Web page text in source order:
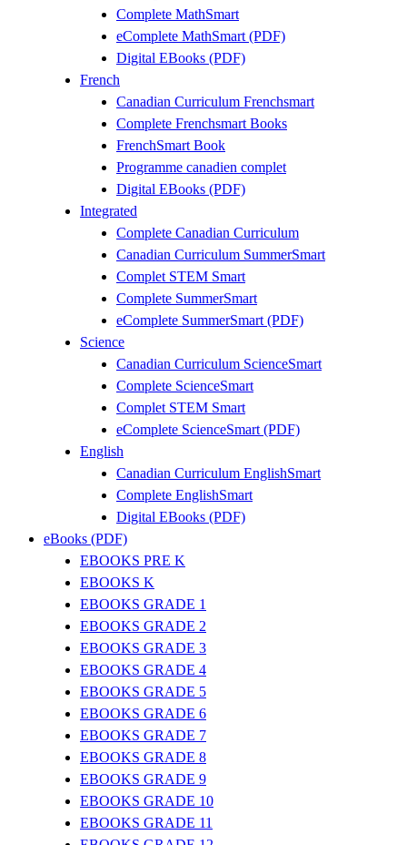
Complete MathSmart
eComplete MathSmart (PDF)
Digital EBooks (PDF)
French
Canadian Curriculum Frenchsmart
Complete Frenchsmart Books
FrenchSmart Book
Programme canadien complet
Digital EBooks (PDF)
Integrated
Complete Canadian Curriculum
Canadian Curriculum SummerSmart
Complet STEM Smart
Complete SummerSmart
eComplete SummerSmart (PDF)
Science
Canadian Curriculum ScienceSmart
Complete ScienceSmart
Complet STEM Smart
eComplete ScienceSmart (PDF)
English
Canadian Curriculum EnglishSmart
Complete EnglishSmart
Digital EBooks (PDF)
eBooks (PDF)
EBOOKS PRE K
EBOOKS K
EBOOKS GRADE 1
EBOOKS GRADE 2
EBOOKS GRADE 3
EBOOKS GRADE 4
EBOOKS GRADE 5
EBOOKS GRADE 6
EBOOKS GRADE 7
EBOOKS GRADE 8
EBOOKS GRADE 9
EBOOKS GRADE 10
EBOOKS GRADE 11